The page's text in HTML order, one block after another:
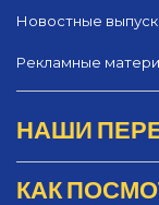
Новостные
Рекламные
НАШИ
КАК